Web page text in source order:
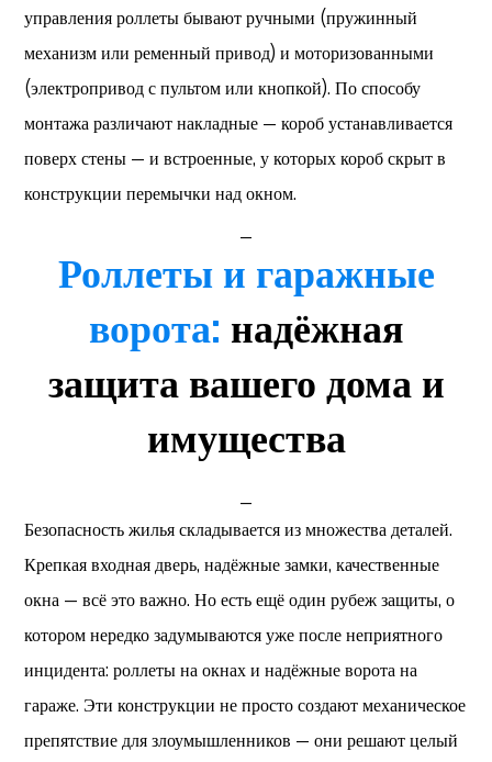
управления роллеты бывают ручными (пружинный
механизм или ременный привод) и моторизованными
(электропривод с пультом или кнопкой). По способу
монтажа различают накладные — короб устанавливается
поверх стены — и встроенные, у которых короб скрыт в
конструкции перемычки над окном.
Роллеты и гаражные
ворота: надёжная
защита вашего дома и
имущества
Безопасность жилья складывается из множества деталей.
Крепкая входная дверь, надёжные замки, качественные
окна — всё это важно. Но есть ещё один рубеж защиты, о
котором нередко задумываются уже после неприятного
инцидента: роллеты на окнах и надёжные ворота на
гараже. Эти конструкции не просто создают механическое
препятствие для злоумышленников — они решают целый